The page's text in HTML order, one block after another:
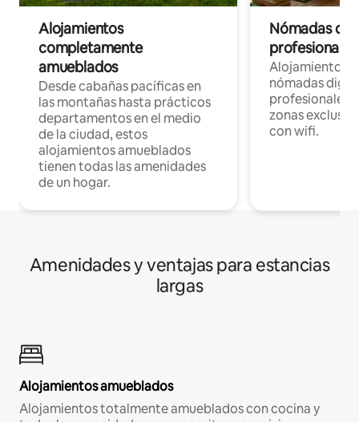
Alojamientos
completamente
amueblados
Desde cabañas pacíficas en
las montañas hasta prácticos
departamentos en el medio
de la ciudad, estos
alojamientos amueblados
tienen todas las amenidades
de un hogar.
Nómadas
Alojamientos
nómadas
profesionales
zonas
con wifi.
Amenidades y ventajas para estancias
largas
Alojamientos amueblados
Alojamientos totalmente amueblados con cocina y